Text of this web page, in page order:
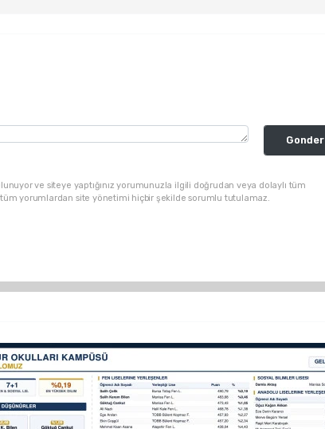
Gonder
ve siteye yaptığınız yorumunuzla ilgili doğrudan veya dolaylı tüm
tüm yorumlardan site yönetimi hiçbir şekilde sorumlu tutulamaz.